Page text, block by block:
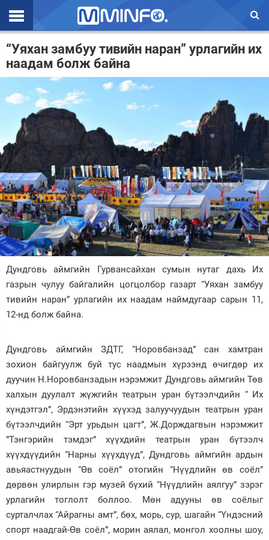
Эхлэл
Цаг агаар
Валют ханш
Улс төр
Эдийн засаг
Үзэл бодол
Спорт
Нийгэм
Дэлхий
Энтертайнмэнт
Зурхай
“Уяхан замбуу тивийн наран” урлагийн их
наадам болж байна
Дундговь аймгийн Гурвансайхан сумын нутаг дахь Их
газрын чулуу байгалийн цогцолбор газарт “Уяхан замбуу
тивийн наран” урлагийн их наадам наймдугаар сарын 11,
12-нд болж байна.
Дундговь аймгийн ЗДТГ, “Норовбанзад” сан хамтран
зохион байгуулж буй тус наадмын хүрээнд өчигдөр их
дуучин Н.Норовбанзадын нэрэмжит Дундговь аймгийн Төв
халхын дуулалт жүжгийн театрын уран бүтээлчдийн “ Их
хүндэтгэл”, Эрдэнэтийн хүүхэд залуучуудын театрын уран
бүтээлчдийн “Эрт урьдын цагт”, Ж.Дорждагвын нэрэмжит
”Тэнгэрийн тэмдэг” хүүхдийн театрын уран бүтээлч
хүүхдүүдийн “Нарны хүүхдүүд”, Дундговь аймгийн ардын
авьяастнуудын “Өв соёл” отогийн “Нүүдлийн өв соёл”
дөрвөн улирлын гэр музей бүхий “Нүүдлийн аялгуу” зэрэг
урлагийн тоглолт боллоо. Мөн адууны өв соёлыг
сурталчлах “Айрагны амт”, бөх, морь, сур, шагайн “Үндэсний
спорт наадгай-Өв соёл”, морин аялал, монгол хоолны шоу,